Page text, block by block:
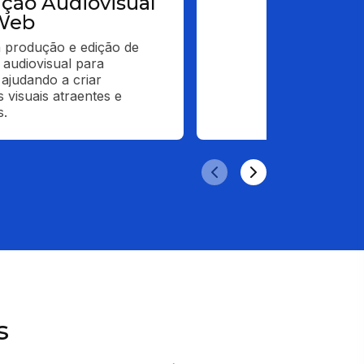
produção e edição de
para
a criar
visuais atraentes e